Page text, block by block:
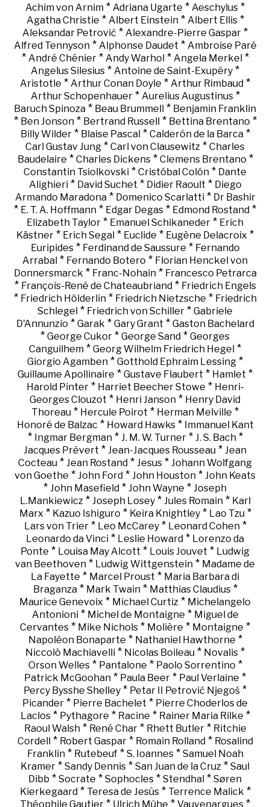
Achim von Arnim * Adriana Ugarte * Aeschylus *
Agatha Christie * Albert Einstein* Albert Ellis*
Aleksandar Petrović * Alexandre-Pierre Gaspar *
Alfred Tennyson* Alphonse Daudet * Ambroise Paré
* André Chénier* Andy Warhol * Angela Merkel *
Angelus Silesius * Antoine de Saint-Exupéry *
Aristotle * Arthur Conan Doyle * Arthur Rimbaud *
Arthur Schopenhauer* Aurelius Augustinus*
Baruch Spinoza * Beau Brummell * Benjamin Franklin
* Ben Jonson* Bertrand Russell * Bettina Brentano *
Billy Wilder* Blaise Pascal* Calderón de la Barca*
Carl Gustav Jung * Carl von Clausewitz * Charles
Baudelaire * Charles Dickens* Clemens Brentano *
Constantin Tsiolkovski * Cristóbal Colón * Dante
Alighieri* David Suchet * Didier Raoult * Diego
Armando Maradona* Domenico Scarlatti* Dr Bashir
* E. T. A. Hoffmann * Edgar Degas * Edmond Rostand *
Elizabeth Taylor * Emanuel Schikaneder * Erich
Kästner * Erich Segal * Euclide * Eugène Delacroix *
Euripides* Ferdinand de Saussure * Fernando
Arrabal * Fernando Botero * Florian Henckel von
Donnersmarck * Franc-Nohain* Francesco Petrarca
* François-René de Chateaubriand* Friedrich Engels
* Friedrich Hölderlin* Friedrich Nietzsche * Friedrich
Schlegel * Friedrich von Schiller * Gabriele
D'Annunzio * Garak * Gary Grant * Gaston Bachelard
* George Cukor * George Sand * Georges
Canguilhem * Georg Wilhelm Friedrich Hegel *
Giorgio Agamben * Gotthold Ephraim Lessing *
Guillaume Apollinaire * Gustave Flaubert * Hamlet *
Harold Pinter* Harriet Beecher Stowe * Henri-
Georges Clouzot * Henri Janson * Henry David
Thoreau * Hercule Poirot * Herman Melville *
Honoré de Balzac * Howard Hawks* Immanuel Kant
* Ingmar Bergman* J. M. W. Turner* J. S. Bach*
Jacques Prévert * Jean-Jacques Rousseau * Jean
Cocteau * Jean Rostand * Jesus * Johann Wolfgang
von Goethe * John Ford * John Houston * John Keats
* John Masefield * John Wayne * Joseph
L.Mankiewicz* Joseph Losey* Jules Romain* Karl
Marx * Kazuo Ishiguro * Keira Knightley* Lao Tzu*
Lars von Trier* Leo McCarey* Leonard Cohen*
Leonardo da Vinci * Leslie Howard * Lorenzo da
Ponte * Louisa May Alcott * Louis Jouvet * Ludwig
van Beethoven * Ludwig Wittgenstein * Madame de
La Fayette * Marcel Proust * Maria Barbara di
Braganza* Mark Twain* Matthias Claudius*
Maurice Genevoix * Michael Curtiz * Michelangelo
Antonioni* Michel de Montaigne * Miguel de
Cervantes * Mike Nichols * Molière * Montaigne *
Napoléon Bonaparte * Nathaniel Hawthorne *
Niccolò Machiavelli * Nicolas Boileau * Novalis *
Orson Welles* Pantalone * Paolo Sorrentino *
Patrick McGoohan * Paula Beer * Paul Verlaine *
Percy Bysshe Shelley * Petar II Petrović Njegoš *
Picander * Pierre Bachelet * Pierre Choderlos de
Laclos* Pythagore * Racine * Rainer Maria Rilke *
Raoul Walsh* René Char* Rhett Butler* Ritchie
Cordell * Robert Gaspar* Romain Rolland* Rosalind
Franklin* Rutebeuf* S. Ioannes* Samuel Noah
Kramer * Sandy Dennis * San Juan de la Cruz * Saul
Dibb * Socrate * Sophocles * Stendhal * Søren
Kierkegaard* Teresa de Jesús* Terrence Malick *
Théophile Gautier * Ulrich Mühe * Vauvenargues *